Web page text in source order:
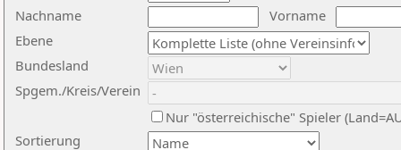
Nachname
Vorname
Ebene
Sortierung
Bundesland
Spgem./Kreis/Verein
Nur "österreichische" Spieler